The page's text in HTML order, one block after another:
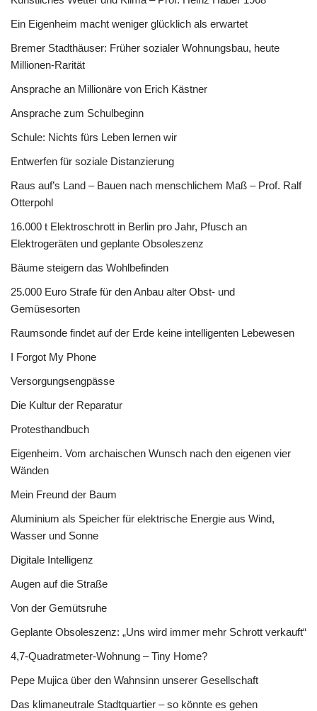
Ein Eigenheim macht weniger glücklich als erwartet
Bremer Stadthäuser: Früher sozialer Wohnungsbau, heute
Millionen-Rarität
Ansprache an Millionäre von Erich Kästner
Ansprache zum Schulbeginn
Schule: Nichts fürs Leben lernen wir
Entwerfen für soziale Distanzierung
Raus auf’s Land – Bauen nach menschlichem Maß – Prof. Ralf
Otterpohl
16.000 t Elektroschrott in Berlin pro Jahr, Pfusch an
Elektrogeräten und geplante Obsoleszenz
Bäume steigern das Wohlbefinden
25.000 Euro Strafe für den Anbau alter Obst- und
Gemüsesorten
Raumsonde findet auf der Erde keine intelligenten Lebewesen
I Forgot My Phone
Versorgungsengpässe
Die Kultur der Reparatur
Protesthandbuch
Eigenheim. Vom archaischen Wunsch nach den eigenen vier
Wänden
Mein Freund der Baum
Aluminium als Speicher für elektrische Energie aus Wind,
Wasser und Sonne
Digitale Intelligenz
Augen auf die Straße
Von der Gemütsruhe
Geplante Obsoleszenz: „Uns wird immer mehr Schrott verkauft“
4,7-Quadratmeter-Wohnung – Tiny Home?
Pepe Mujica über den Wahnsinn unserer Gesellschaft
Das klimaneutrale Stadtquartier – so könnte es gehen